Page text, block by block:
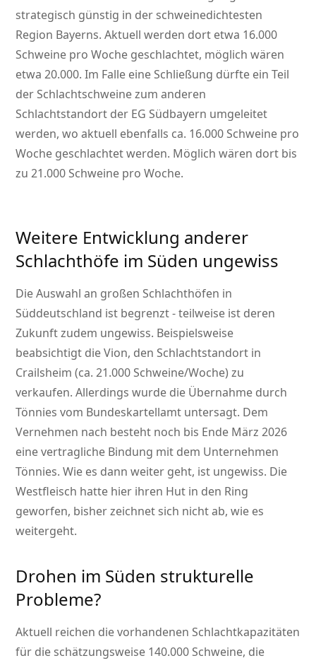
strategisch günstig in der schweinedichtesten
Region Bayerns. Aktuell werden dort etwa 16.000
Schweine pro Woche geschlachtet, möglich wären
etwa 20.000. Im Falle eine Schließung dürfte ein Teil
der Schlachtschweine zum anderen
Schlachtstandort der EG Südbayern umgeleitet
werden, wo aktuell ebenfalls ca. 16.000 Schweine pro
Woche geschlachtet werden. Möglich wären dort bis
zu 21.000 Schweine pro Woche.
Weitere Entwicklung anderer
Schlachthöfe im Süden ungewiss
Die Auswahl an großen Schlachthöfen in
Süddeutschland ist begrenzt - teilweise ist deren
Zukunft zudem ungewiss. Beispielsweise
beabsichtigt die Vion, den Schlachtstandort in
Crailsheim (ca. 21.000 Schweine/Woche) zu
verkaufen. Allerdings wurde die Übernahme durch
Tönnies vom Bundeskartellamt untersagt. Dem
Vernehmen nach besteht noch bis Ende März 2026
eine vertragliche Bindung mit dem Unternehmen
Tönnies. Wie es dann weiter geht, ist ungewiss. Die
Westfleisch hatte hier ihren Hut in den Ring
geworfen, bisher zeichnet sich nicht ab, wie es
weitergeht.
Drohen im Süden strukturelle
Probleme?
Aktuell reichen die vorhandenen Schlachtkapazitäten
für die schätzungsweise 140.000 Schweine, die